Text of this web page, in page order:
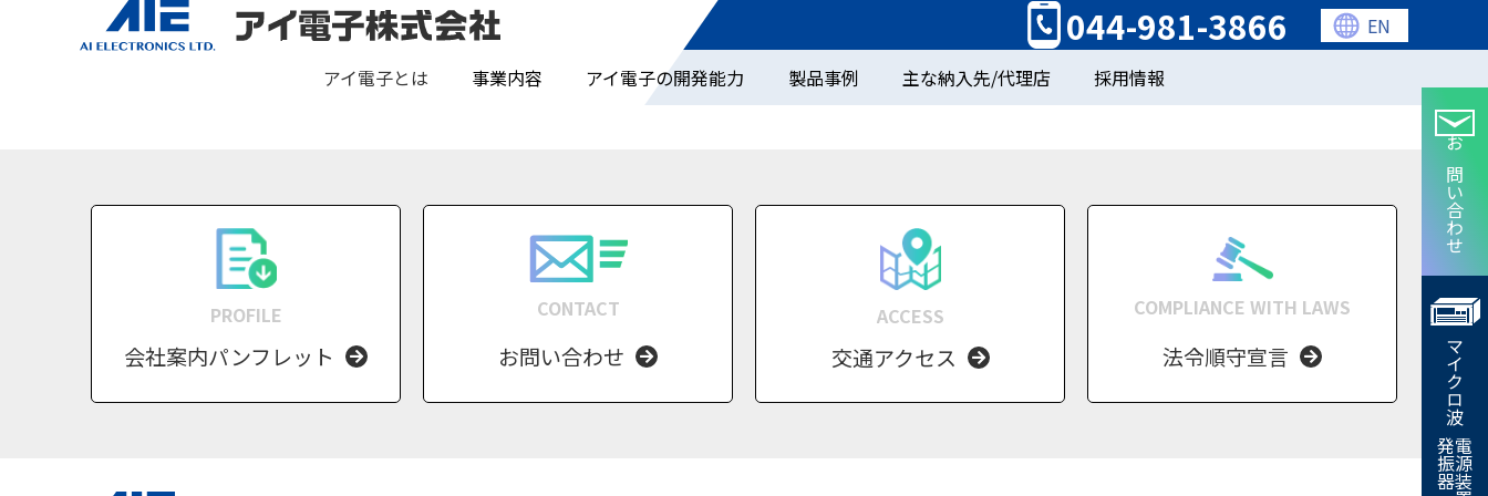
044-981-3866
EN
アイ電子とは
事業内容 アイ電子の開発能力 製品事例 主な納入先/代理店 採用情報
お問い合わせ
マイクロ波
電源装置
発振器
PROFILE
会社案内パンフレット
CONTACT
お問い合わせ
ACCESS
交通アクセス
COMPLIANCE WITH LAWS
法令順守宣言